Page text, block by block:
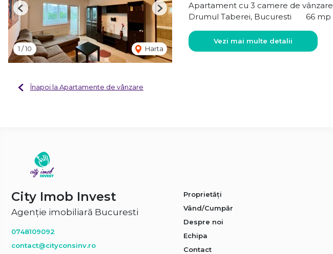
1 /10 Harta
Previous Next
Apartament cu 3 camere de vânzare
Drumul Taberei, Bucuresti
66 mp
Vezi mai multe detalii
Înapoi la Apartamente de vânzare
City Imob Invest
Agenție imobiliară Bucuresti
0748109092
contact@cityconsinv.ro
Proprietăți
Vând/Cumpăr
Despre noi
Echipa
Contact